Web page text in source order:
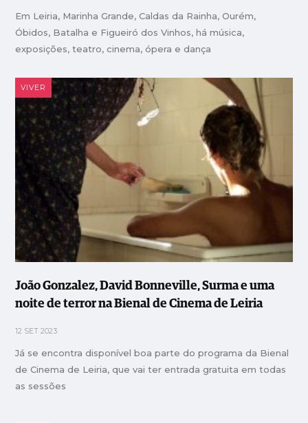
Em Leiria, Marinha Grande, Caldas da Rainha, Ourém,
Óbidos, Batalha e Figueiró dos Vinhos, há música,
exposições, teatro, cinema, ópera e dança
VIVER
João Gonzalez, David Bonneville, Surma e uma
noite de terror na Bienal de Cinema de Leiria
12 SET 2023
Já se encontra disponível boa parte do programa da Bienal
de Cinema de Leiria, que vai ter entrada gratuita em todas
as sessões